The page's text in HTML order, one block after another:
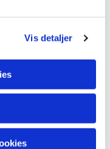
Vis detaljer